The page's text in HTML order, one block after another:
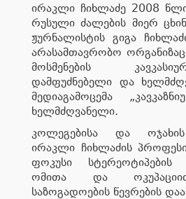
ირაკლი ჩიხლაძე 2008
რუსული ძალების მიერ
ჟურნალისტის გიგა
არასამთავრობო
მოსმენების
დამფუძნებელი და
მედიაგამოცემა
ხელმძღვანელი.
კოლეგებისა და
ირაკლი ჩიხლაძის
ფოკუსი
ომითა და
საზოგადოების წევრების